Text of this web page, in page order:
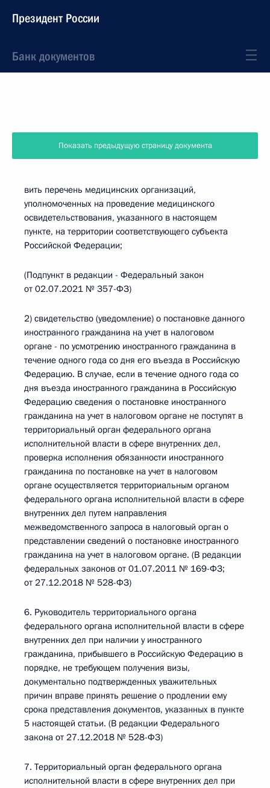
Президент России
Банк документов
Показать предыдущую страницу документа
вить перечень медицинских организаций,
уполномоченных на проведение медицинского
освидетельствования, указанного в настоящем
пункте, на территории соответствующего субъекта
Российской Федерации;
(Подпункт в редакции - Федеральный закон
от 02.07.2021 № 357-ФЗ)
2) свидетельство (уведомление) о постановке данного
иностранного гражданина на учет в налоговом
органе - по усмотрению иностранного гражданина в
течение одного года со дня его въезда в Российскую
Федерацию. В случае, если в течение одного года со
дня въезда иностранного гражданина в Российскую
Федерацию сведения о постановке иностранного
гражданина на учет в налоговом органе не поступят в
территориальный орган федерального органа
исполнительной власти в сфере внутренних дел,
проверка исполнения обязанности иностранного
гражданина по постановке на учет в налоговом
органе осуществляется территориальным органом
федерального органа исполнительной власти в сфере
внутренних дел путем направления
межведомственного запроса в налоговый орган о
представлении сведений о постановке иностранного
гражданина на учет в налоговом органе. (В редакции
федеральных законов от 01.07.2011 № 169-ФЗ;
от 27.12.2018 № 528-ФЗ)
6. Руководитель территориального органа
федерального органа исполнительной власти в сфере
внутренних дел при наличии у иностранного
гражданина, прибывшего в Российскую Федерацию в
порядке, не требующем получения визы,
документально подтвержденных уважительных
причин вправе принять решение о продлении ему
срока представления документов, указанных в пункте
5 настоящей статьи. (В редакции Федерального
закона от 27.12.2018 № 528-ФЗ)
7. Территориальный орган федерального органа
исполнительной власти в сфере внутренних дел при